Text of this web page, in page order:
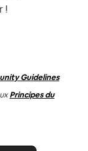
!
Guidelines
Principes du